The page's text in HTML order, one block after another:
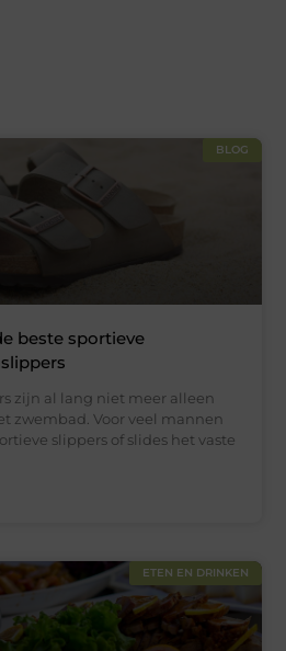
BLOG
beste sportieve
zijn al lang niet meer alleen
zwembad. Voor veel mannen
slippers of slides het vaste
ETEN EN DRINKEN